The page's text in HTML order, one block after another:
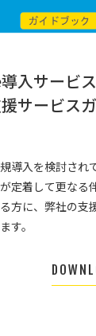
入サービ
サービス
導入を検討され
定着して更なる
方に、弊社の支
す。